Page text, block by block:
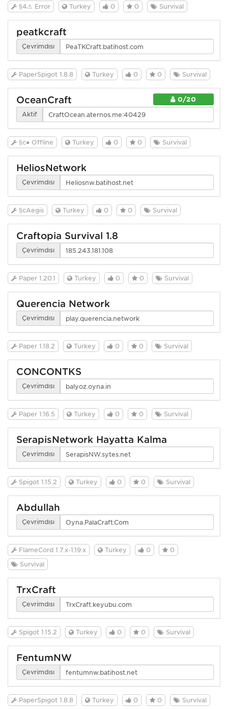
§4⚠ Error Turkey 0 0 Survival
peatkcraft
Çevrimdışı
PaperSpigot 1.8.8 Turkey 0 0 Survival
0/20
OceanCraft
Aktif
§c● Offline Turkey 0 0 Survival
HeliosNetwork
Çevrimdışı
§cAegis Turkey 0 0 Survival
Craftopia Survival 1.8
Çevrimdışı
Paper 1.20.1 Turkey 0 0 Survival
Querencia Network
Çevrimdışı
Paper 1.18.2 Turkey 0 0 Survival
CONCONTKS
Çevrimdışı
Paper 1.16.5 Turkey 0 0 Survival
SerapisNetwork Hayatta Kalma
Çevrimdışı
Spigot 1.15.2 Turkey 0 0 Survival
Abdullah
Çevrimdışı
FlameCord 1.7.x-1.19.x Turkey 0
0
Survival
TrxCraft
Çevrimdışı
Spigot 1.15.2 Turkey 0 0 Survival
FentumNW
Çevrimdışı
PaperSpigot 1.8.8 Turkey 0 0 Survival